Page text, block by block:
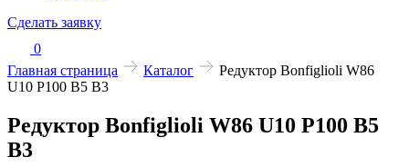
Сделать заявку
0
Главная страница
Каталог
Редуктор Bonfiglioli W86
U10 P100 B5 B3
Редуктор Bonfiglioli W86 U10 P100 B5
B3